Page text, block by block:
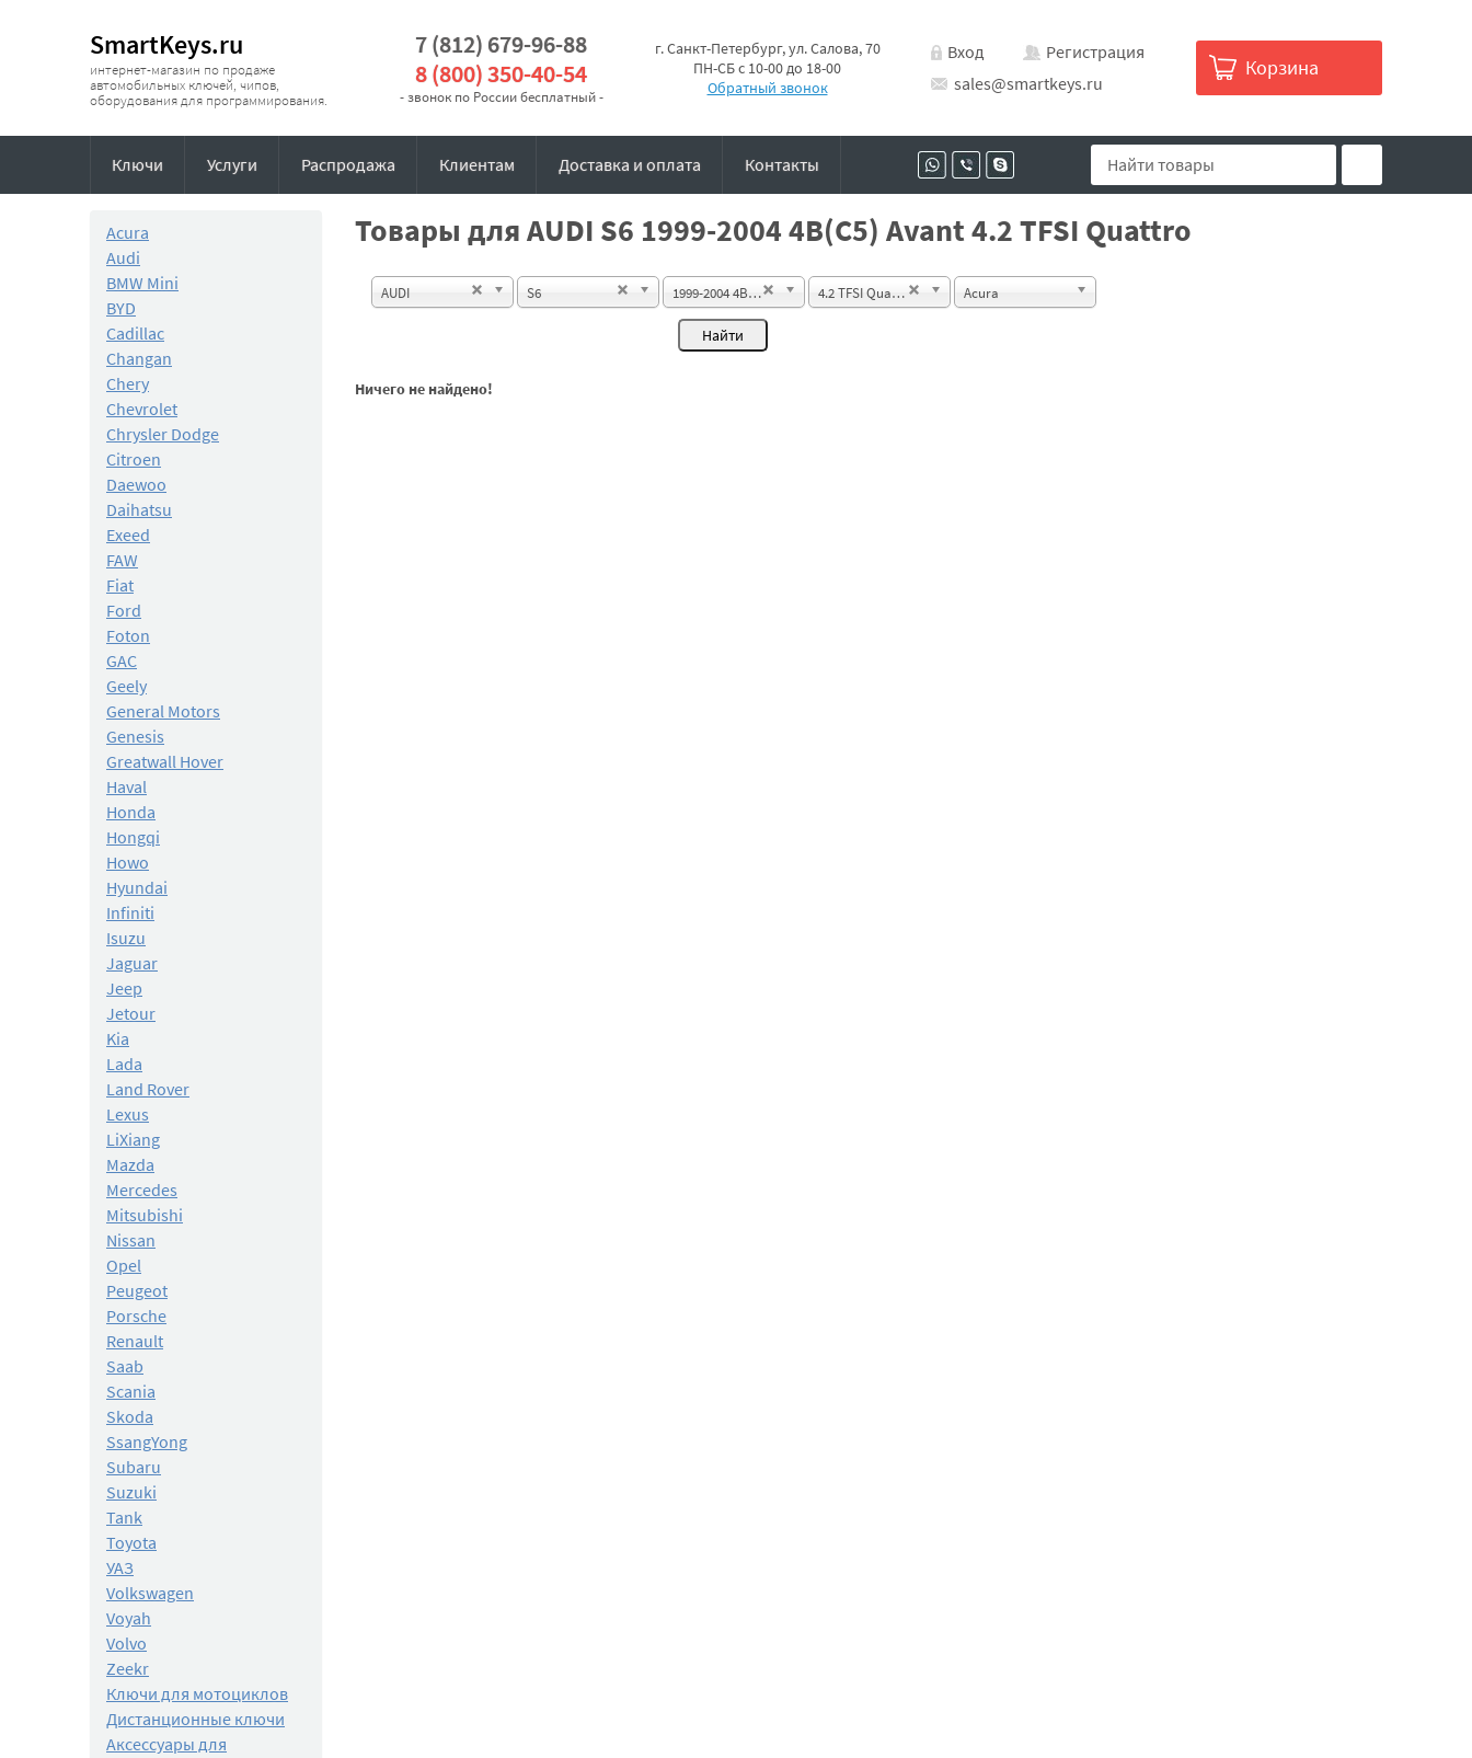
SmartKeys.ru
интернет-магазин по продаже
автомобильных ключей, чипов,
оборудования для программирования.
7 (812) 679-96-88
8 (800) 350-40-54
- звонок по России бесплатный -
г. Санкт-Петербург, ул. Салова, 70
ПН-СБ с 10-00 до 18-00
Обратный звонок
Вход
Регистрация
sales@smartkeys.ru
Корзина
Ключи Услуги Распродажа Клиентам Доставка и оплата Контакты
Acura
Audi
BMW Mini
BYD
Cadillac
Changan
Chery
Chevrolet
Chrysler Dodge
Citroen
Daewoo
Daihatsu
Exeed
FAW
Fiat
Ford
Foton
GAC
Geely
General Motors
Genesis
Greatwall Hover
Haval
Honda
Hongqi
Howo
Hyundai
Infiniti
Isuzu
Jaguar
Jeep
Jetour
Kia
Lada
Land Rover
Lexus
LiXiang
Mazda
Mercedes
Mitsubishi
Nissan
Opel
Peugeot
Porsche
Renault
Saab
Scania
Skoda
SsangYong
Subaru
Suzuki
Tank
Toyota
УАЗ
Volkswagen
Voyah
Volvo
Zeekr
Ключи для мотоциклов
Дистанционные ключи
Аксессуары для
Товары для AUDI S6 1999-2004 4B(C5) Avant 4.2 TFSI Quattro
AUDI S6 1999-2004 4B(C5) Avant 4.2 TFSI Quattro Acura
Ничего не найдено!